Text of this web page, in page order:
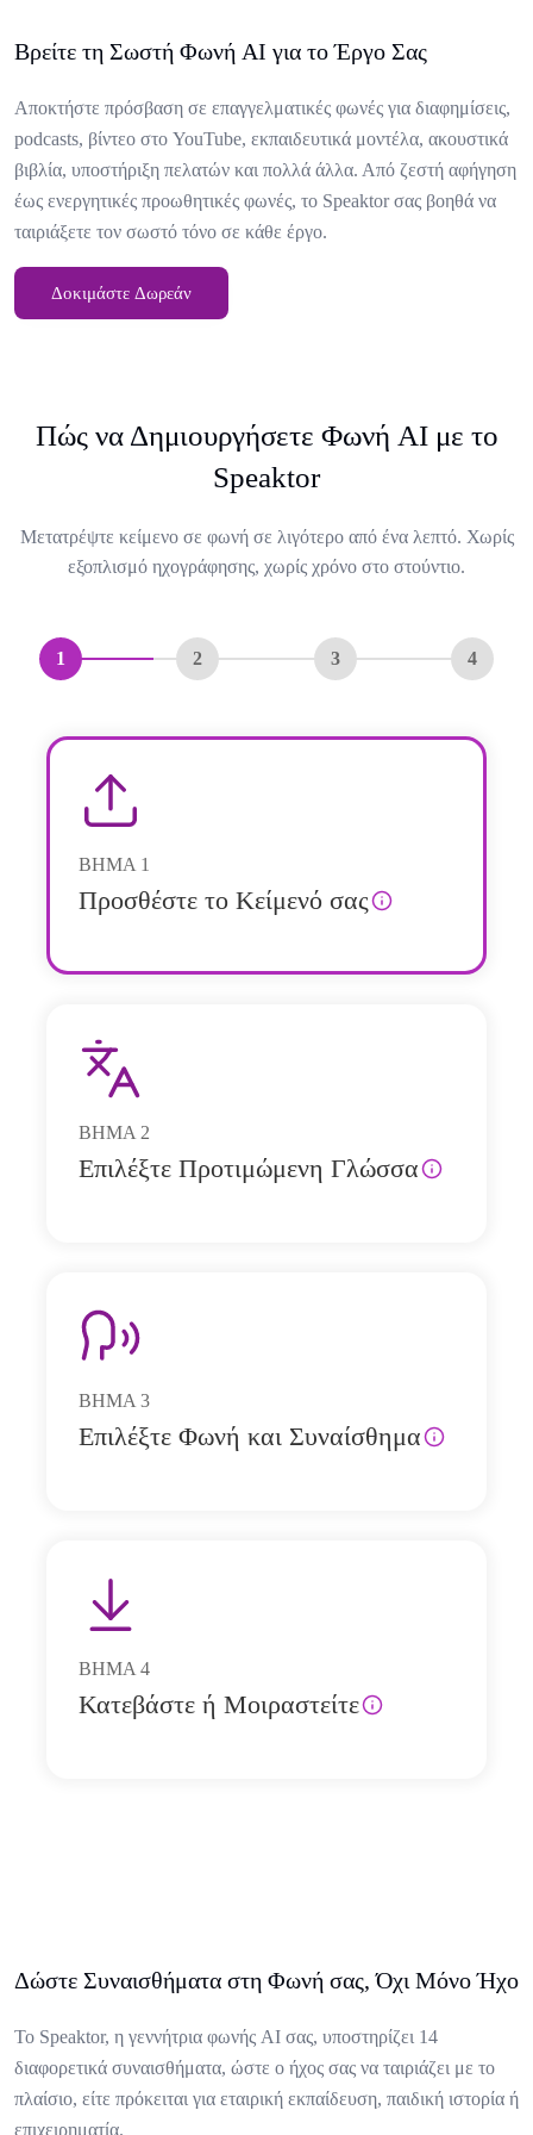
Βρείτε τη Σωστή Φωνή AI για το Έργο Σας
Αποκτήστε πρόσβαση σε επαγγελματικές φωνές για διαφημίσεις,
podcasts, βίντεο στο YouTube, εκπαιδευτικά μοντέλα, ακουστικά
βιβλία, υποστήριξη πελατών και πολλά άλλα. Από ζεστή αφήγηση
έως ενεργητικές προωθητικές φωνές, το Speaktor σας βοηθά να
ταιριάξετε τον σωστό τόνο σε κάθε έργο.
Δοκιμάστε Δωρεάν
Πώς να Δημιουργήσετε Φωνή AI με το
Speaktor
Μετατρέψτε κείμενο σε φωνή σε λιγότερο από ένα λεπτό. Χωρίς
εξοπλισμό ηχογράφησης, χωρίς χρόνο στο στούντιο.
1 2 3 4
ΒΗΜΑ 1
Προσθέστε το Κείμενό σας
ΒΗΜΑ 2
Επιλέξτε Προτιμώμενη Γλώσσα
ΒΗΜΑ 3
Επιλέξτε Φωνή και Συναίσθημα
ΒΗΜΑ 4
Κατεβάστε ή Μοιραστείτε
Δώστε Συναισθήματα στη Φωνή σας, Όχι Μόνο Ήχο
Το Speaktor, η γεννήτρια φωνής AI σας, υποστηρίζει 14
διαφορετικά συναισθήματα, ώστε ο ήχος σας να ταιριάζει με το
πλαίσιο, είτε πρόκειται για εταιρική εκπαίδευση, παιδική ιστορία ή
επιχειρηματία.